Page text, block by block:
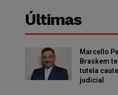
Últimas
Marcello
Braskem
tutela
judicial